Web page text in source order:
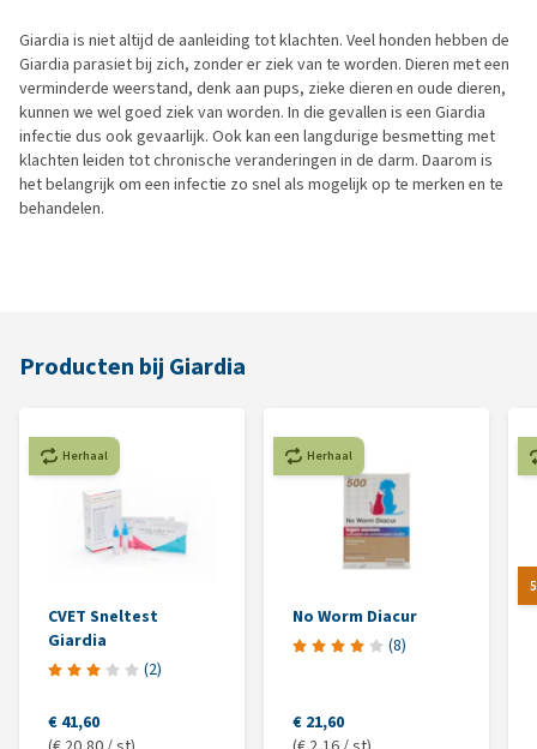
Giardia is niet altijd de aanleiding tot klachten. Veel honden hebben de
Giardia parasiet bij zich, zonder er ziek van te worden. Dieren met een
verminderde weerstand, denk aan pups, zieke dieren en oude dieren,
kunnen we wel goed ziek van worden. In die gevallen is een Giardia
infectie dus ook gevaarlijk. Ook kan een langdurige besmetting met
klachten leiden tot chronische veranderingen in de darm. Daarom is
het belangrijk om een infectie zo snel als mogelijk op te merken en te
behandelen.
Producten bij Giardia
Herhaal
CVET Sneltest
Giardia
(2)
€ 41,60
Herhaal
No Worm Diacur
(8)
€ 21,60